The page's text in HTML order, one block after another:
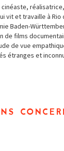
cinéaste,
vit et travaille à Rio
Baden-
de films
de vue
étranges et